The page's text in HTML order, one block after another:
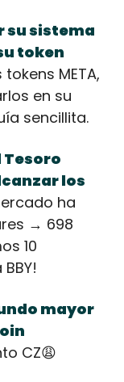
su sistema
token
tokens META,
en su
sencillita.
Tesoro
los
ha
→ 698
10
mayor
CZ😩